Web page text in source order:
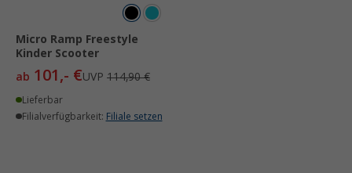
Micro Ramp Freestyle
Kinder Scooter
ab 101,- €UVP 114,90 €
Lieferbar
Filialverfügbarkeit: Filiale setzen